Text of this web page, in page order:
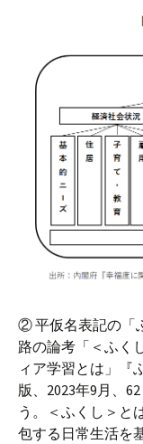
② 平仮名表記の「
路の論考「＜ふく
ィア学習とは」『
版、2023年9月、
う。＜ふくし＞と
包する日常生活を